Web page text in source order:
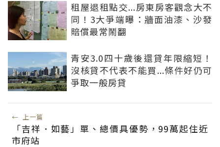
租屋退租點交...房東房客觀念大不
同！3大爭端曝：牆面油漆、沙發
賠償最常鬧翻
青安3.0四十歲後還貸年限縮短！
沒核貸不代表不能買...條件好仍可
爭取一般房貸
← 上一篇
「吉祥．如藝」單、總價具優勢，99萬起住近
市府站